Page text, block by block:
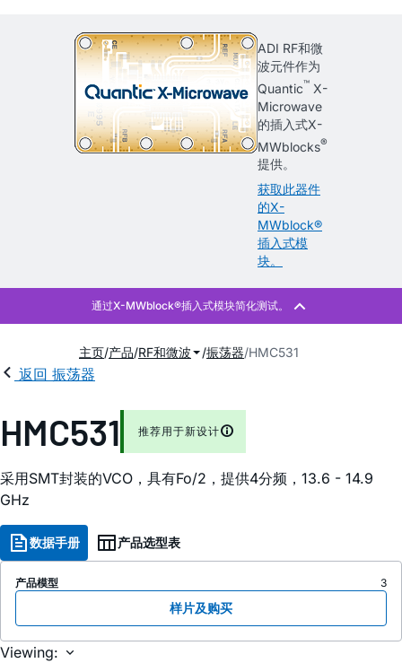
ADI RF和微
波元件作为
Quantic™ X-
Microwave
的插入式X-
MWblocks®
提供。
获取此器件
的X-
MWblock®
插入式模
块。
主页 产品 RF和微波 振荡器 HMC531
返回 振荡器
HMC531 推荐用于新设计
采用SMT封装的VCO，具有Fo/2，提供4分频，13.6 - 14.9
GHz
数据手册 产品选型表
产品模型 3
样片及购买
Viewing: